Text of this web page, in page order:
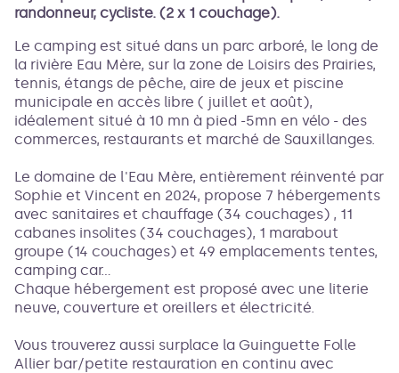
randonneur, cycliste. (2 x 1 couchage).
Le camping est situé dans un parc arboré, le long de
la rivière Eau Mère, sur la zone de Loisirs des Prairies,
tennis, étangs de pêche, aire de jeux et piscine
municipale en accès libre ( juillet et août),
idéalement situé à 10 mn à pied -5mn en vélo - des
commerces, restaurants et marché de Sauxillanges.
Le domaine de l'Eau Mère, entièrement réinventé par
Sophie et Vincent en 2024, propose 7 hébergements
avec sanitaires et chauffage (34 couchages) , 11
cabanes insolites (34 couchages), 1 marabout
groupe (14 couchages) et 49 emplacements tentes,
camping car...
Chaque hébergement est proposé avec une literie
neuve, couverture et oreillers et électricité.
Vous trouverez aussi surplace la Guinguette Folle
Allier bar/petite restauration en continu avec